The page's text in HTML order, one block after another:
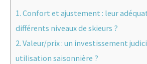
1. Confort et ajustement : leur
différents niveaux de skieurs ?
2. Valeur/prix : un investissement
utilisation saisonnière ?